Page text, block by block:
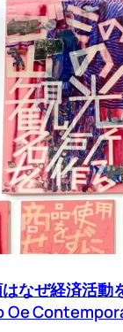
なぜ経済活動
Oe